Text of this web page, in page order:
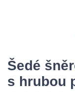
Šedé
s hrubou